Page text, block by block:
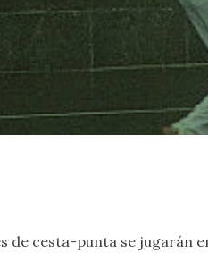
de cesta-punta se jugarán